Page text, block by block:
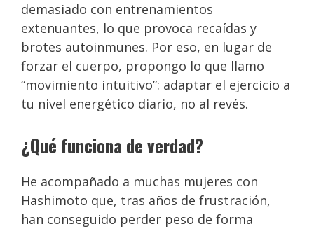
demasiado con entrenamientos
extenuantes, lo que provoca recaídas y
brotes autoinmunes. Por eso, en lugar de
forzar el cuerpo, propongo lo que llamo
“movimiento intuitivo”: adaptar el ejercicio a
tu nivel energético diario, no al revés.
¿Qué funciona de verdad?
He acompañado a muchas mujeres con
Hashimoto que, tras años de frustración,
han conseguido perder peso de forma